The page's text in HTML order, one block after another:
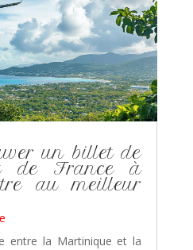
un billet de
de France à
au meilleur
entre la Martinique et la